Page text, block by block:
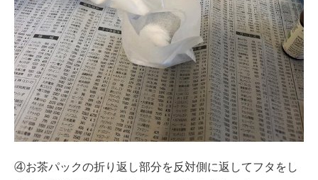
④お茶パックの折り返し部分を反対側に返してフタをし